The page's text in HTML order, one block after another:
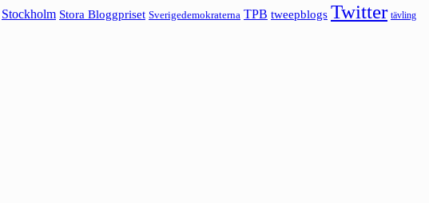
Stockholm Stora Bloggpriset Sverigedemokraterna TPB tweepblogs Twitter tävling